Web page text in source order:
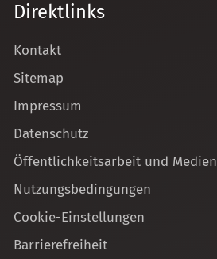
Direktlinks
Kontakt
Sitemap
Impressum
Datenschutz
Öffentlichkeitsarbeit und Medien
Nutzungsbedingungen
Cookie-Einstellungen
Barrierefreiheit